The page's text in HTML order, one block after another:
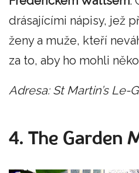
drásajícími nápisy, jež
ženy a muže, kteří
za to, aby ho mohli
Adresa: St Martin’s Le-
4. The Garden